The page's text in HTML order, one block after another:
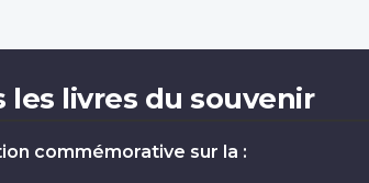
les livres du souvenir
commémorative sur la :